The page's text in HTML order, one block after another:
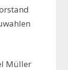
Müller